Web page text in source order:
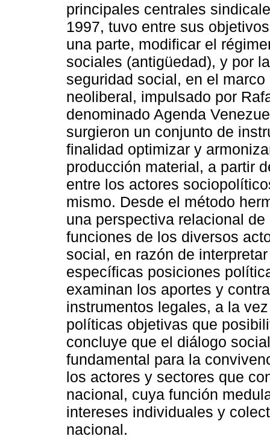
principales centrales
1997, tuvo entre sus
una parte, modificar el
sociales (antigüedad), y por
seguridad social, en el
neoliberal, impulsado por
denominado Agenda
surgieron un conjunto de
finalidad optimizar y
producción material, a partir
entre los actores
mismo. Desde el método
una perspectiva relacional
funciones de los diversos
social, en razón de
específicas posiciones
examinan los aportes y
instrumentos legales, a la
políticas objetivas que
concluye que el diálogo
fundamental para la
los actores y sectores que
nacional, cuya función
intereses individuales y
nacional.